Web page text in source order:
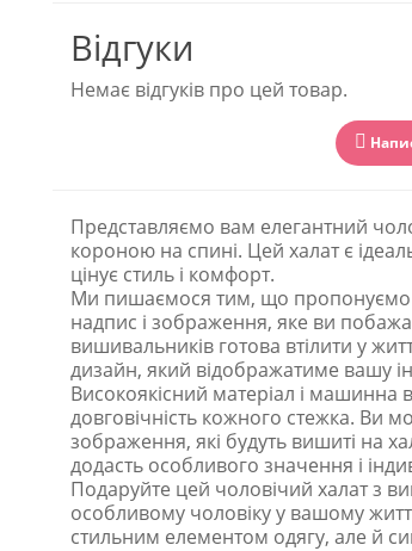
Відгуки
Немає відгуків про цей товар.
Представляємо вам елегантний
короною на спині. Цей халат є
цінує стиль і комфорт.
Ми пишаємося тим, що пропонуємо
надпис і зображення, яке ви
вишивальників готова втілити у
дизайн, який відображатиме вашу
Високоякісний матеріал і машинна
довговічність кожного стежка. Ви
зображення, які будуть вишиті на
додасть особливого значення і
Подаруйте цей чоловічий халат з
особливому чоловіку у вашому
стильним елементом одягу, але й